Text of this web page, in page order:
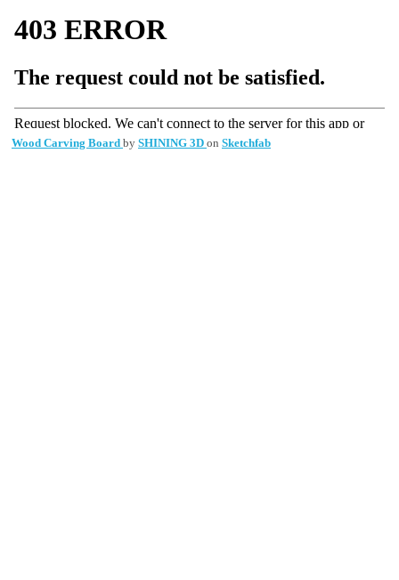
Wood Carving Board by SHINING 3D on Sketchfab